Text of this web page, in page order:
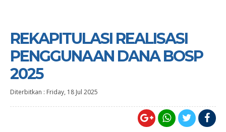
REKAPITULASI REALISASI
PENGGUNAAN DANA BOSP
2025
Diterbitkan : Friday, 18 Jul 2025